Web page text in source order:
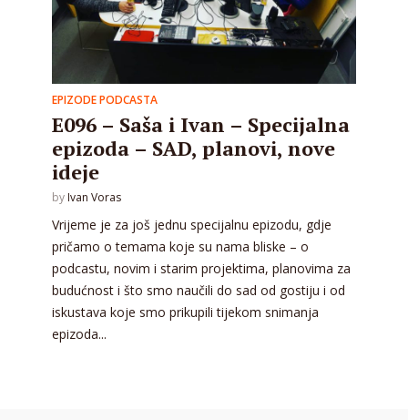
EPIZODE PODCASTA
E096 – Saša i Ivan – Specijalna
epizoda – SAD, planovi, nove
ideje
by Ivan Voras
Vrijeme je za još jednu specijalnu epizodu, gdje
pričamo o temama koje su nama bliske – o
podcastu, novim i starim projektima, planovima za
budućnost i što smo naučili do sad od gostiju i od
iskustava koje smo prikupili tijekom snimanja
epizoda...